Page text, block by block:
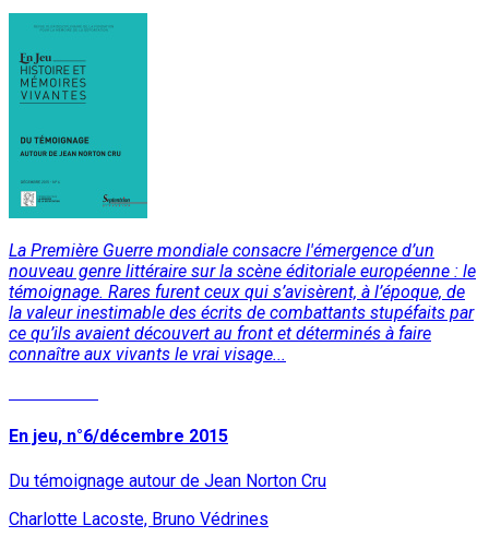
La Première Guerre mondiale consacre l'émergence d’un
nouveau genre littéraire sur la scène éditoriale européenne : le
témoignage. Rares furent ceux qui s’avisèrent, à l’époque, de
la valeur inestimable des écrits de combattants stupéfaits par
ce qu’ils avaient découvert au front et déterminés à faire
connaître aux vivants le vrai visage...
En jeu, n°6/décembre 2015
Du témoignage autour de Jean Norton Cru
Charlotte Lacoste, Bruno Védrines